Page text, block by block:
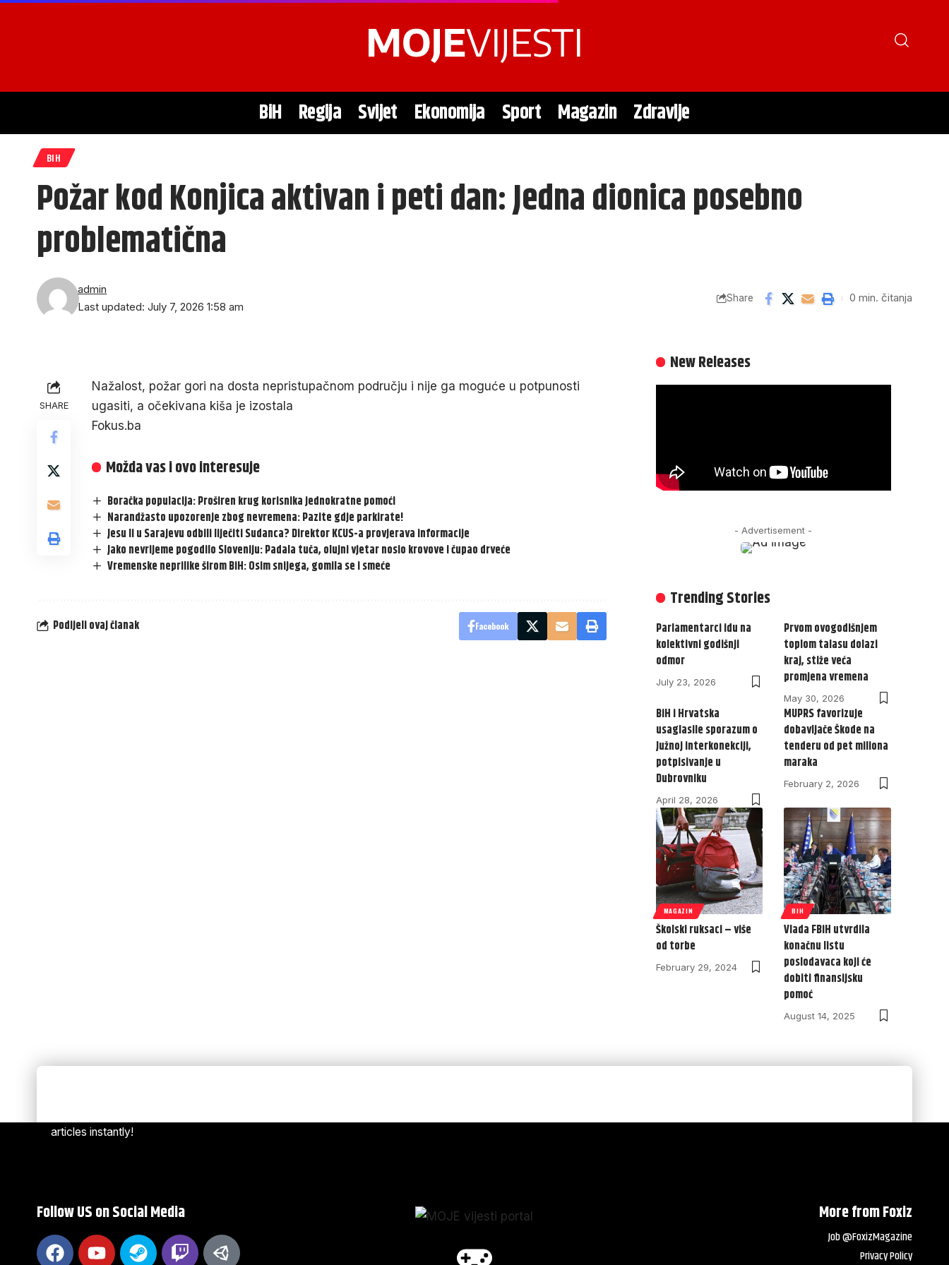
BiH Regija Svijet Ekonomija Sport Magazin Zdravlje
BIH
Požar kod Konjica aktivan i peti dan: Jedna dionica posebno
problematična
Last updated: July 7, 2026 1:58 am
admin
Share 0 min. čitanja
SHARE
Nažalost, požar gori na dosta nepristupačnom području i nije ga moguće u potpunosti
ugasiti, a očekivana kiša je izostala
Fokus.ba
Možda vas i ovo interesuje
Boračka populacija: Proširen krug korisnika jednokratne pomoći
Narandžasto upozorenje zbog nevremena: Pazite gdje parkirate!
Jesu li u Sarajevu odbili liječiti Sudanca? Direktor KCUS-a provjerava informacije
Jako nevrijeme pogodilo Sloveniju: Padala tuča, olujni vjetar nosio krovove i čupao drveće
Vremenske neprilike širom BiH: Osim snijega, gomila se i smeće
Podijeli ovaj članak Facebook
New Releases
- Advertisement -
Trending Stories
Parlamentarci idu na
kolektivni godišnji
odmor
July 23, 2026
Prvom ovogodišnjem
toplom talasu dolazi
kraj, stiže veća
promjena vremena
May 30, 2026
BiH i Hrvatska
usaglasile sporazum o
Južnoj interkonekciji,
potpisivanje u
Dubrovniku
April 28, 2026
MUPRS favorizuje
dobavljače Škode na
tenderu od pet miliona
maraka
February 2, 2026
MAGAZIN
Školski ruksaci – više
od torbe
February 29, 2024
BIH
Vlada FBiH utvrdila
konačnu listu
poslodavaca koji će
dobiti finansijsku
pomoć
August 14, 2025
articles instantly!
Follow US on Social Media More from Foxiz
Job @FoxizMagazine
Privacy Policy